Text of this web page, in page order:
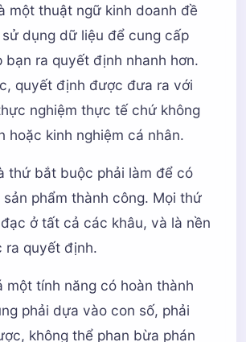
một thuật ngữ kinh doanh đề
dụng dữ liệu để cung cấp
bạn ra quyết định nhanh hơn.
quyết định được đưa ra với
nghiệm thực tế chứ không
hoặc kinh nghiệm cá nhân.
thứ bắt buộc phải làm để có
phẩm thành công. Mọi thứ
ở tất cả các khâu, và là nền
ra quyết định.
một tính năng có hoàn thành
phải dựa vào con số, phải
không thể phan bừa phán